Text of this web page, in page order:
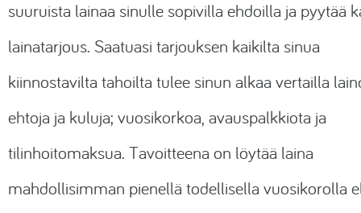
suuruista lainaa sinulle sopivilla ehdoilla ja pyytää
lainatarjous. Saatuasi tarjouksen kaikilta sinua
kiinnostavilta tahoilta tulee sinun alkaa vertailla
ehtoja ja kuluja; vuosikorkoa, avauspalkkiota ja
tilinhoitomaksua. Tavoitteena on löytää laina
mahdollisimman pienellä todellisella vuosikorolla